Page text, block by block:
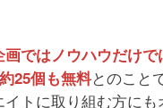
画ではノウハウだけで
25個も無料とのこと
トに取り組む方にも